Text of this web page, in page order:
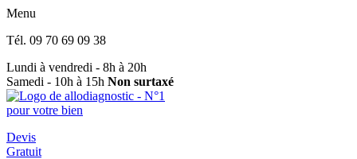
Menu
Tél. 09 70 69 09 38
Lundi à vendredi - 8h à 20h
Samedi - 10h à 15h Non surtaxé
Devis
Gratuit